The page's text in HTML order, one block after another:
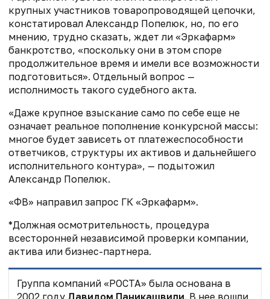
крупных участников товаропроводящей цепочки,
констатировал Александр Попелюк, но, по его
мнению, трудно сказать, ждет ли «Эркафарм»
банкротство, «поскольку они в этом споре
продолжительное время и имели все возможности
подготовиться». Отдельный вопрос —
исполнимость такого судебного акта.
«Даже крупное взыскание само по себе еще не
означает реальное пополнение конкурсной массы:
многое будет зависеть от платежеспособности
ответчиков, структуры их активов и дальнейшего
исполнительного контура», — подытожил
Александр Попелюк.
«ФВ» направил запрос ГК «Эркафарм».
*Должная осмотрительность, процедура
всесторонней независимой проверки компании,
актива или бизнес-партнера.
Группа компаний «РОСТА» была основана в